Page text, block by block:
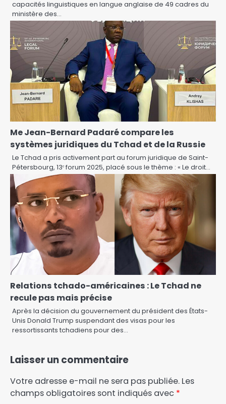
capacités linguistiques en langue anglaise de 49 cadres du
ministère des…
Me Jean-Bernard Padaré compare les
systèmes juridiques du Tchad et de la Russie
Le Tchad a pris activement part au forum juridique de Saint-
Pétersbourg, 13ᵉ forum 2025, placé sous le thème : « Le droit…
Relations tchado-américaines : Le Tchad ne
recule pas mais précise
Après la décision du gouvernement du président des États-
Unis Donald Trump suspendant des visas pour les
ressortissants tchadiens pour des…
Laisser un commentaire
Votre adresse e-mail ne sera pas publiée. Les
champs obligatoires sont indiqués avec *